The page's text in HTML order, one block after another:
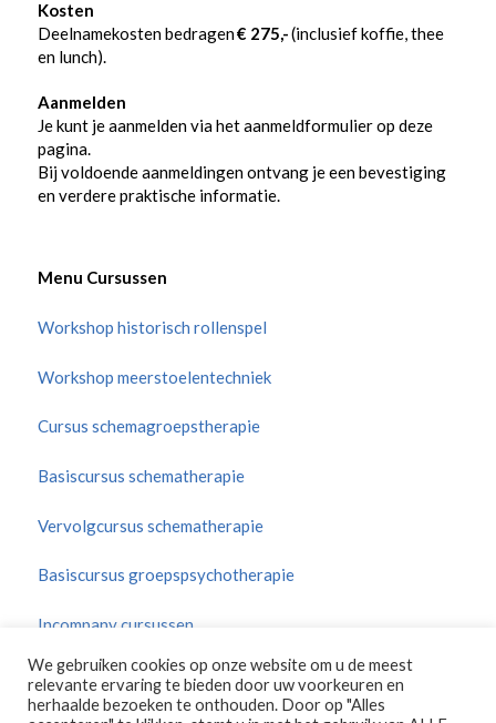
Kosten
Deelnamekosten bedragen€ 275,-(inclusief koffie, thee
en lunch).
Aanmelden
Je kunt je aanmelden via het aanmeldformulier op deze
pagina.
Bij voldoende aanmeldingen ontvang je een bevestiging
en verdere praktische informatie.
Menu Cursussen
Workshop historisch rollenspel
Workshop meerstoelentechniek
Cursus schemagroepstherapie
Basiscursus schematherapie
Vervolgcursus schematherapie
Basiscursus groepspsychotherapie
Incompany cursussen
Verplichte aanwezigheid en toetsing
We gebruiken cookies op onze website om u de meest
relevante ervaring te bieden door uw voorkeuren en
herhaalde bezoeken te onthouden. Door op "Alles